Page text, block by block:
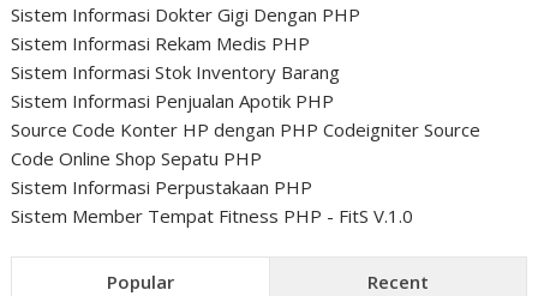
Sistem Informasi Dokter Gigi Dengan PHP
Sistem Informasi Rekam Medis PHP
Sistem Informasi Stok Inventory Barang
Sistem Informasi Penjualan Apotik PHP
Source Code Konter HP dengan PHP Codeigniter Source
Code Online Shop Sepatu PHP
Sistem Informasi Perpustakaan PHP
Sistem Member Tempat Fitness PHP - FitS V.1.0
Popular Recent